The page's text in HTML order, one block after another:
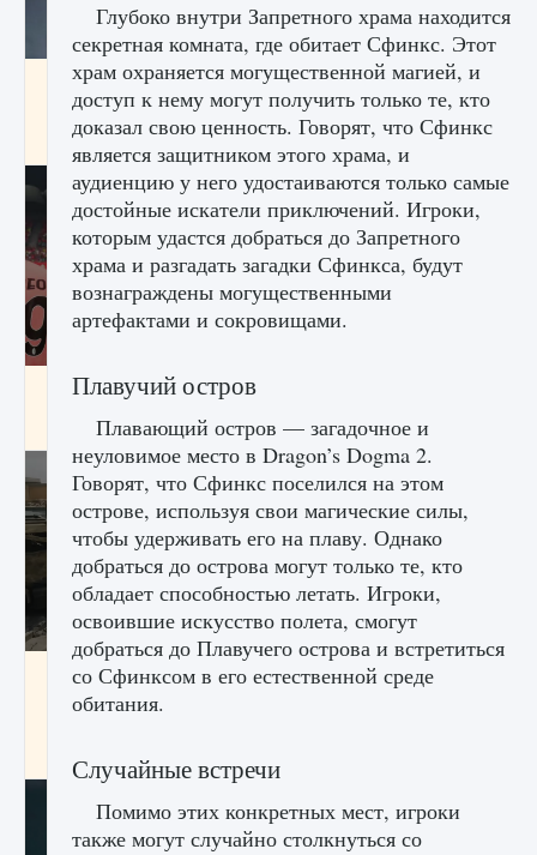
Все новые функции в режиме карьеры EA
FC 25
9 августа 2024 2 096 0 2
Входят ли «Милан» и «Интер» в EA FC 25
9 августа 2024 2 064 0 1
Как исправить текстовую ошибку
пользовательского интерфейса Delta
Force Hawk Ops
Глубоко внутри Запретного храма находится
секретная комната, где обитает Сфинкс. Этот
храм охраняется могущественной магией, и
доступ к нему могут получить только те, кто
доказал свою ценность. Говорят, что Сфинкс
является защитником этого храма, и
аудиенцию у него удостаиваются только самые
достойные искатели приключений. Игроки,
которым удастся добраться до Запретного
храма и разгадать загадки Сфинкса, будут
вознаграждены могущественными
артефактами и сокровищами.
Плавучий остров
Плавающий остров — загадочное и
неуловимое место в Dragon’s Dogma 2.
Говорят, что Сфинкс поселился на этом
острове, используя свои магические силы,
чтобы удерживать его на плаву. Однако
добраться до острова могут только те, кто
обладает способностью летать. Игроки,
освоившие искусство полета, смогут
добраться до Плавучего острова и встретиться
со Сфинксом в его естественной среде
обитания.
Случайные встречи
Помимо этих конкретных мест, игроки
также могут случайно столкнуться со